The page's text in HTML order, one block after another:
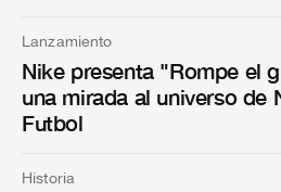
Lanzamiento
Nike presenta "Rompe el
una mirada al universo de
Futbol
Historia